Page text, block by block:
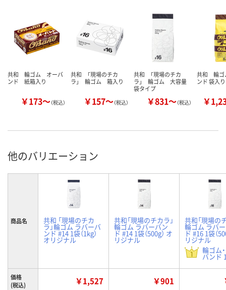
共和 輪ゴム オーバ
ンド 紙箱入り
￥173～（税込）
共和 「現場のチカ
ラ」 輪ゴム 箱入り
￥157～（税込）
共和 「現場のチカ
ラ」 輪ゴム 大容量
袋タイプ
￥831～（税込）
共和 輪
ンド 袋入り
￥
他のバリエーション
商品名 共和 「現場のチカ
ラ」輪ゴム ラバーバ
ンド #14 1袋（1kg）
オリジナル
共和「現場のチカラ」
輪ゴム ラバーバン
ド #14 1袋（500g） オ
リジナル
共和「現場の
輪ゴム ラバ
ド #16 1袋（
リジナル
輪ゴム
バンド
価格
(税込)
￥1,527 ￥901